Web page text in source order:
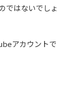
ではないでしょ
アカウントで